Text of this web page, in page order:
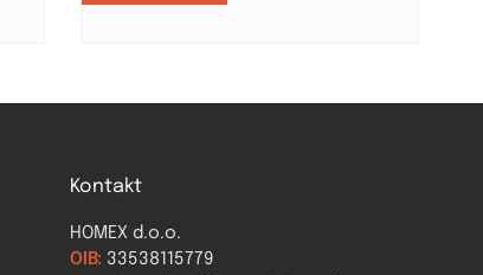
Kontakt
HOMEX d.o.o.
OIB: 33538115779